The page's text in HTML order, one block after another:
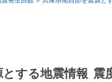
する地震情報 震